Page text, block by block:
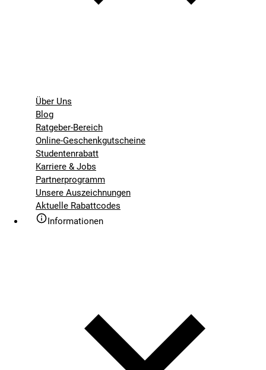
Über Uns
Blog
Ratgeber-Bereich
Online-Geschenkgutscheine
Studentenrabatt
Karriere & Jobs
Partnerprogramm
Unsere Auszeichnungen
Aktuelle Rabattcodes
Informationen